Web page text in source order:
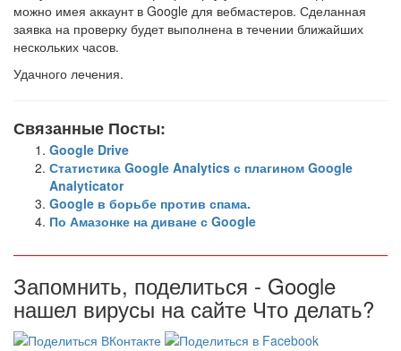
можно имея аккаунт в Google для вебмастеров. Сделанная
заявка на проверку будет выполнена в течении ближайших
нескольких часов.
Удачного лечения.
Связанные Посты:
Google Drive
Статистика Google Analytics с плагином Google
Analyticator
Google в борьбе против спама.
По Амазонке на диване с Google
Запомнить, поделиться - Google
нашел вирусы на сайте Что делать?